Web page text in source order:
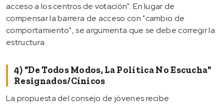
acceso a los centros de votación". En lugar de
compensar la barrera de acceso con "cambio de
comportamiento", se argumenta que se debe corregir la
estructura.
4) "De Todos Modos, La Política No Escucha"
Resignados/Cínicos
La propuesta del consejo de jóvenes recibe